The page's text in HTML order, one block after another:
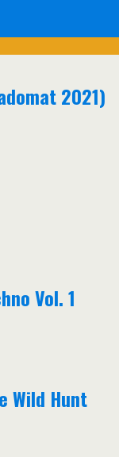
2021)
Vol. 1
Wild Hunt